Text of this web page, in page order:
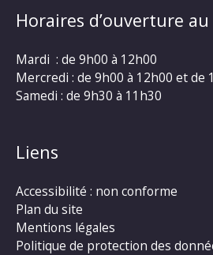
Horaires d’ouverture
Mardi : de 9h00 à 12h00
Mercredi : de 9h00 à 12h00 et de
Samedi : de 9h30 à 11h30
Liens
Accessibilité : non conforme
Plan du site
Mentions légales
Politique de protection des